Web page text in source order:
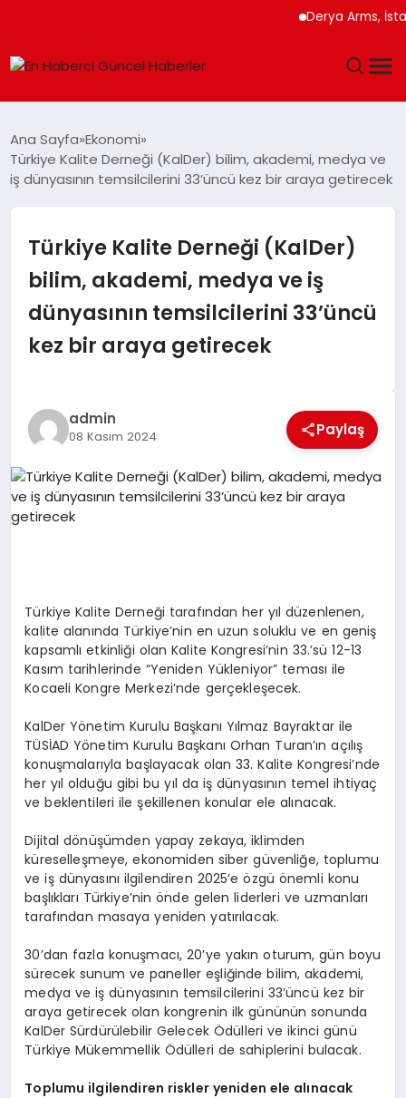
Derya Arms, İstanbul
SPOR
TEKNOLOJI
MAGAZIN
EKONOMI
SIYASET
Ana Sayfa Ekonomi
Türkiye Kalite Derneği (KalDer) bilim, akademi, medya ve
iş dünyasının temsilcilerini 33’üncü kez bir araya getirecek
Türkiye Kalite Derneği (KalDer)
bilim, akademi, medya ve iş
dünyasının temsilcilerini 33’üncü
kez bir araya getirecek
admin
08 Kasım 2024 Paylaş
Türkiye Kalite Derneği tarafından her yıl düzenlenen,
kalite alanında Türkiye’nin en uzun soluklu ve en geniş
kapsamlı etkinliği olan Kalite Kongresi’nin 33.’sü 12-13
Kasım tarihlerinde “Yeniden Yükleniyor” teması ile
Kocaeli Kongre Merkezi’nde gerçekleşecek.
KalDer Yönetim Kurulu Başkanı Yılmaz Bayraktar ile
TÜSİAD Yönetim Kurulu Başkanı Orhan Turan’ın açılış
konuşmalarıyla başlayacak olan 33. Kalite Kongresi’nde
her yıl olduğu gibi bu yıl da iş dünyasının temel ihtiyaç
ve beklentileri ile şekillenen konular ele alınacak.
Dijital dönüşümden yapay zekaya, iklimden
küreselleşmeye, ekonomiden siber güvenliğe, toplumu
ve iş dünyasını ilgilendiren 2025’e özgü önemli konu
başlıkları Türkiye’nin önde gelen liderleri ve uzmanları
tarafından masaya yeniden yatırılacak.
30’dan fazla konuşmacı, 20’ye yakın oturum, gün boyu
sürecek sunum ve paneller eşliğinde bilim, akademi,
medya ve iş dünyasının temsilcilerini 33’üncü kez bir
araya getirecek olan kongrenin ilk gününün sonunda
KalDer Sürdürülebilir Gelecek Ödülleri ve ikinci günü
Türkiye Mükemmellik Ödülleri de sahiplerini bulacak.
Toplumu ilgilendiren riskler yeniden ele alınacak